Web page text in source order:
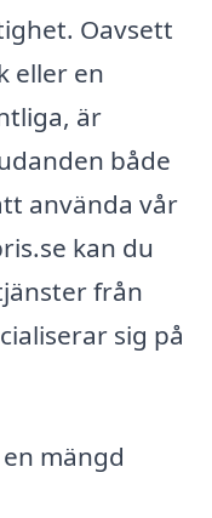
Oavsett
eller en
är
både
använda vår
kan du
från
sig på
mängd